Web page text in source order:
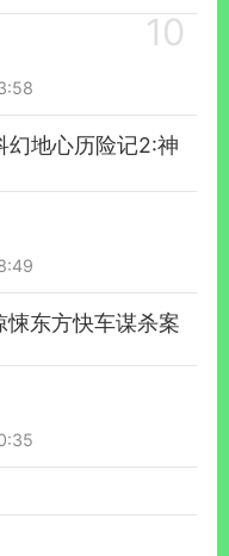
幻地心历险记2:神
悚东方快车谋杀案